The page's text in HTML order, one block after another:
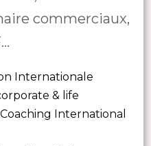
commerciaux,
Internationale
& life
International